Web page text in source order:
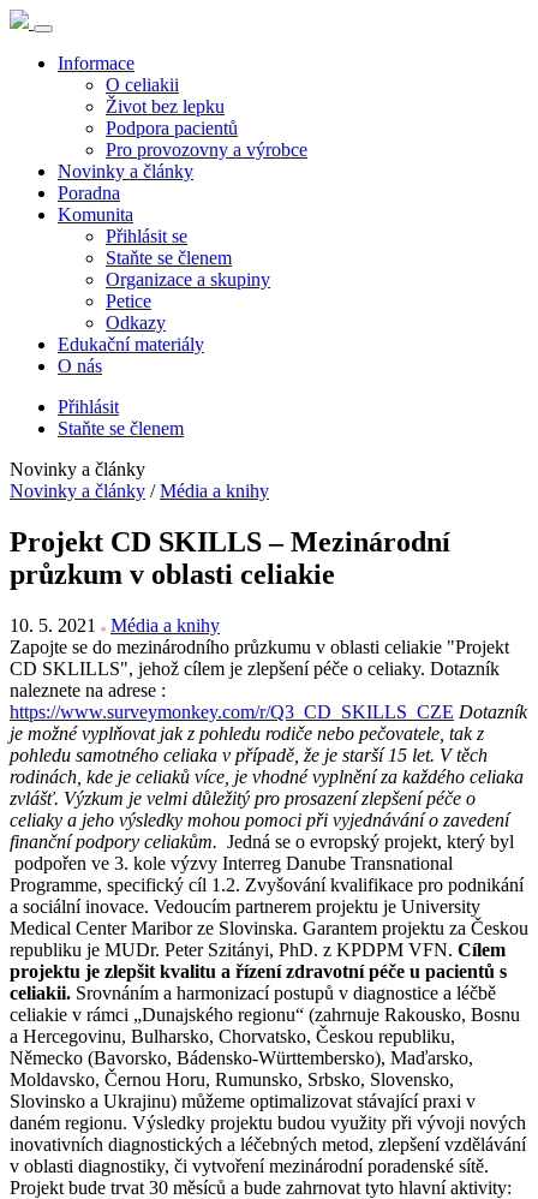
Informace
O celiakii
Život bez lepku
Podpora pacientů
Pro provozovny a výrobce
Novinky a články
Poradna
Komunita
Přihlásit se
Staňte se členem
Organizace a skupiny
Petice
Odkazy
Edukační materiály
O nás
Přihlásit
Staňte se členem
Novinky a články
Novinky a články / Média a knihy
Projekt CD SKILLS – Mezinárodní
průzkum v oblasti celiakie
10. 5. 2021
Média a knihy
Zapojte se do mezinárodního průzkumu v oblasti celiakie "Projekt
CD SKLILLS", jehož cílem je zlepšení péče o celiaky. Dotazník
naleznete na adrese :
https://www.surveymonkey.com/r/Q3_CD_SKILLS_CZE Dotazník
je možné vyplňovat jak z pohledu rodiče nebo pečovatele, tak z
pohledu samotného celiaka v případě, že je starší 15 let. V těch
rodinách, kde je celiaků více, je vhodné vyplnění za každého celiaka
zvlášť. Výzkum je velmi důležitý pro prosazení zlepšení péče o
celiaky a jeho výsledky mohou pomoci při vyjednávání o zavedení
finanční podpory celiakům. Jedná se o evropský projekt, který byl
podpořen ve 3. kole výzvy Interreg Danube Transnational
Programme, specifický cíl 1.2. Zvyšování kvalifikace pro podnikání
a sociální inovace. Vedoucím partnerem projektu je University
Medical Center Maribor ze Slovinska. Garantem projektu za Českou
republiku je MUDr. Peter Szitányi, PhD. z KPDPM VFN. Cílem
projektu je zlepšit kvalitu a řízení zdravotní péče u pacientů s
celiakii. Srovnáním a harmonizací postupů v diagnostice a léčbě
celiakie v rámci „Dunajského regionu“ (zahrnuje Rakousko, Bosnu
a Hercegovinu, Bulharsko, Chorvatsko, Českou republiku,
Německo (Bavorsko, Bádensko-Württembersko), Maďarsko,
Moldavsko, Černou Horu, Rumunsko, Srbsko, Slovensko,
Slovinsko a Ukrajinu) můžeme optimalizovat stávající praxi v
daném regionu. Výsledky projektu budou využity při vývoji nových
inovativních diagnostických a léčebných metod, zlepšení vzdělávání
v oblasti diagnostiky, či vytvoření mezinárodní poradenské sítě.
Projekt bude trvat 30 měsíců a bude zahrnovat tyto hlavní aktivity: